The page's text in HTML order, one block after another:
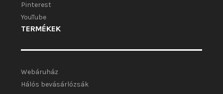
Pinterest
YouTube
TERMÉKEK
Webáruház
Hálós bevásárlózsák